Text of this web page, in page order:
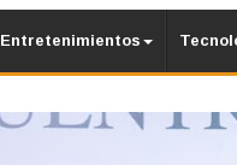
Entretenimientos